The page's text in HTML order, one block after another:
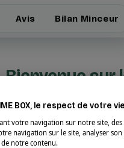
Avis Bilan Minceur
Avis Bilan Minceur
Bienvenue sur
ici, mais avant tout
et ses bénéfices à
BOX, le respect de votre
votre navigation sur notre site,
navigation sur le site, analyser
notre contenu.